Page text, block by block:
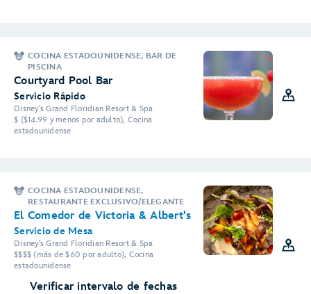
COCINA ESTADOUNIDENSE, BAR DE
PISCINA
Courtyard Pool Bar
Servicio Rápido
Disney's Grand Floridian Resort & Spa
$ ($14.99 y menos por adulto), Cocina
estadounidense
COCINA ESTADOUNIDENSE,
RESTAURANTE EXCLUSIVO/ELEGANTE
El Comedor de Victoria & Albert's
Servicio de Mesa
Disney's Grand Floridian Resort & Spa
$$$$ (más de $60 por adulto), Cocina
estadounidense
Verificar intervalo de fechas